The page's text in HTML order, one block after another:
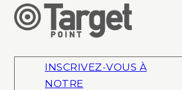
INSCRIVEZ-VOUS À
NOTRE